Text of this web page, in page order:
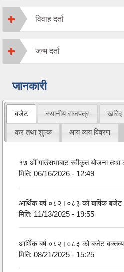
विवाह दर्ता
जन्म दर्ता
जानकारी
बजेट स्थानीय राजपत्र खरिद
कर तथा शुल्क आय व्यय विवरण
१७ औँ गाउँसभाबाट स्वीकृत योजना तथा
मिति:06/16/2026 - 12:49
आर्थिक बर्ष ०८२।०८३ को बार्षिक बजेट
मिति: 11/13/2025 - 19:55
आर्थिक बर्ष ०८२।०८३ को बजेट बक्तव्य
मिति:08/21/2025 - 15:25